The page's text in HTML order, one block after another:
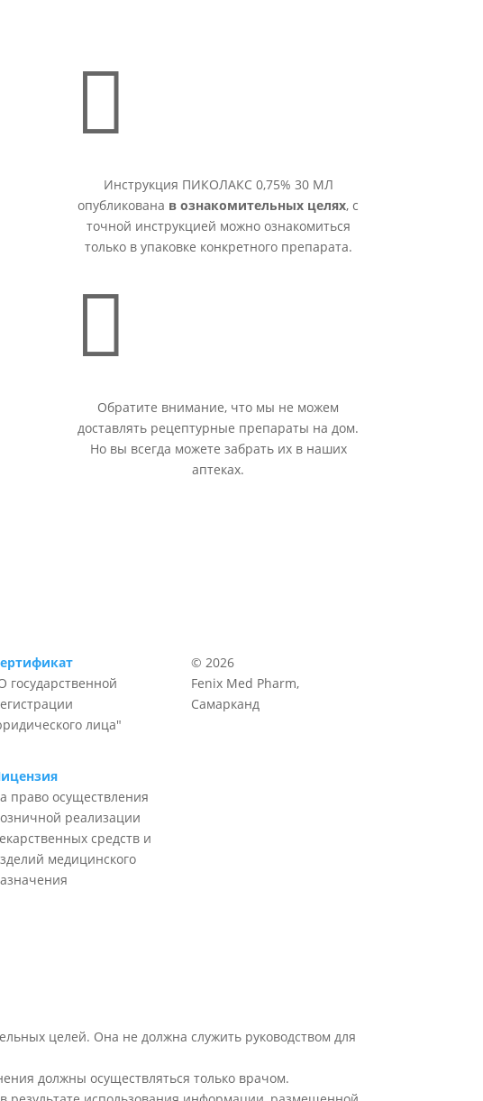

Инструкция ПИКОЛАКС 0,75% 30 МЛ
опубликована в ознакомительных целях, с
точной инструкцией можно ознакомиться
только в упаковке конкретного препарата.

Обратите внимание, что мы не можем
доставлять рецептурные препараты на дом.
Но вы всегда можете забрать их в наших
аптеках.
государственной
лица"
право осуществления
реализации
средств и
медицинского
© 2026
Fenix Med Pharm,
Самарканд
целей. Она не должна служить руководством для
должны осуществляться только врачом.